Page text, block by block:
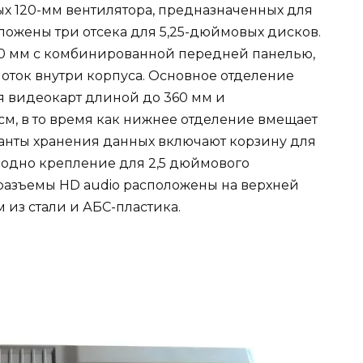
120-мм вентилятора, предназначенных для
три отсека для 5,25-дюймовых дисков.
мм с комбинированной передней панелью,
внутри корпуса. Основное отделение
видеокарт длиной до 360 мм и
в то время как нижнее отделение вмещает
хранения данных включают корзину для
крепление для 2,5 дюймового
HD audio расположены на верхней
из стали и АБС-пластика.